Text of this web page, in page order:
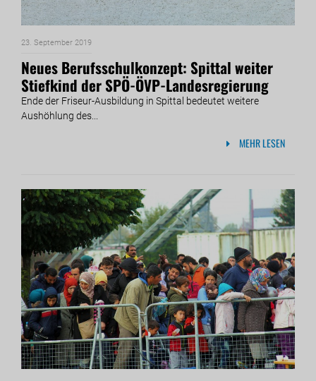
23. September 2019
Neues Berufsschulkonzept: Spittal weiter
Stiefkind der SPÖ-ÖVP-Landesregierung
Ende der Friseur-Ausbildung in Spittal bedeutet weitere
Aushöhlung des...
MEHR LESEN